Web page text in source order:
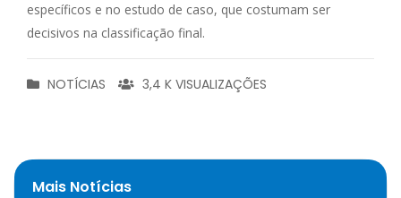
específicos e no estudo de caso, que costumam ser
decisivos na classificação final.
NOTÍCIAS 3,4 K VISUALIZAÇÕES
Mais Notícias